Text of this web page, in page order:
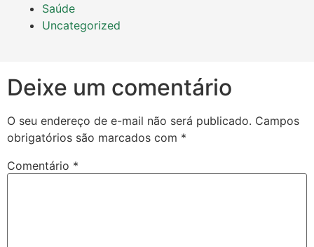
Saúde
Uncategorized
Deixe um comentário
O seu endereço de e-mail não será publicado. Campos
obrigatórios são marcados com *
Comentário *